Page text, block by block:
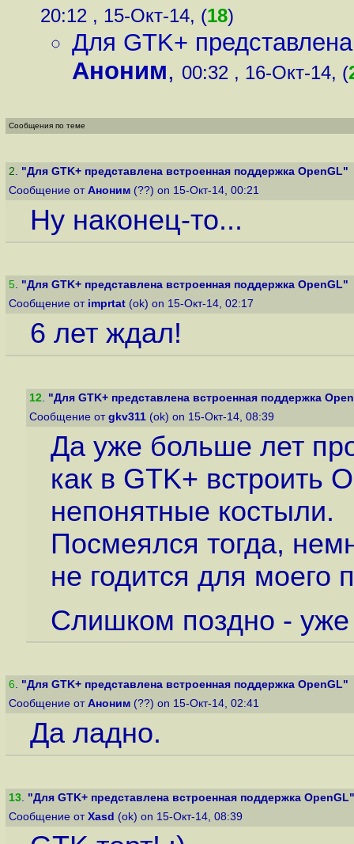
20:12 , 15-Окт-14, (18)
Для GTK+
Аноним, 00:32 , 16-Окт-14, (
Сообщения по теме
2. "Для GTK+ представлена встроенная поддержка OpenGL"
Сообщение от Аноним (??) on 15-Окт-14, 00:21
Ну наконец-то...
5. "Для GTK+ представлена встроенная поддержка OpenGL"
Сообщение от imprtat (ok) on 15-Окт-14, 02:17
6 лет ждал!
12. "Для GTK+ представлена встроенная поддержка
Сообщение от gkv311 (ok) on 15-Окт-14, 08:39
Да уже больше лет
как в GTK+ встроить
непонятные костыли.
Посмеялся тогда,
не годится для моего
Слишком поздно -
6. "Для GTK+ представлена встроенная поддержка OpenGL"
Сообщение от Аноним (??) on 15-Окт-14, 02:41
Да ладно.
13. "Для GTK+ представлена встроенная поддержка OpenGL"
Сообщение от Xasd (ok) on 15-Окт-14, 08:39